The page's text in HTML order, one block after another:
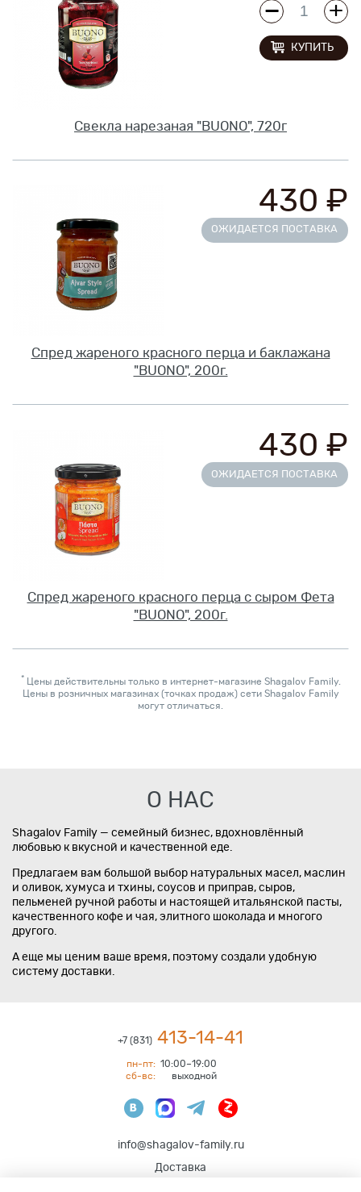
Свекла нарезаная "BUONO", 720г
КУПИТЬ
Спред жареного красного перца и баклажана
"BUONO", 200г.
430 ₽
ОЖИДАЕТСЯ ПОСТАВКА
Спред жареного красного перца с сыром Фета
"BUONO", 200г.
430 ₽
ОЖИДАЕТСЯ ПОСТАВКА
* Цены действительны только в интернет-магазине Shagalov Family.
Цены в розничных магазинах (точках продаж) сети Shagalov Family
могут отличаться.
О НАС
Shagalov Family — семейный бизнес, вдохновлённый
любовью к вкусной и качественной еде.
Предлагаем вам большой выбор натуральных масел, маслин
и оливок, хумуса и тхины, соусов и приправ, сыров,
пельменей ручной работы и настоящей итальянской пасты,
качественного кофе и чая, элитного шоколада и многого
другого.
А еще мы ценим ваше время, поэтому создали удобную
систему доставки.
+7 (831) 413-14-41
пн-пт: 10:00–19:00
сб-вс:
выходной
info@shagalov-family.ru
Доставка